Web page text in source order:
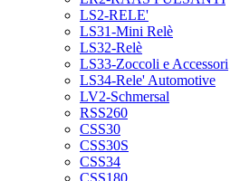
LS2-RELE'
LS31-Mini Relè
LS32-Relè
LS33-Zoccoli e Accessori
LS34-Rele' Automotive
LV2-Schmersal
RSS260
CSS30
CSS30S
CSS34
CSS180